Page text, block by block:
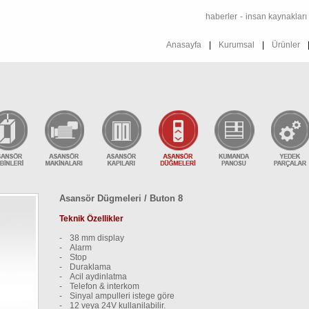
haberler - insan kaynakları
Anasayfa Kurumsal Ürünler
Asansör Dügmeleri / Buton 8
Teknik Özellikler
-
38 mm display
-
Alarm
-
Stop
-
Duraklama
-
Acil aydinlatma
-
Telefon & interkom
-
Sinyal ampulleri istege göre
-
12 veya 24V kullanilabilir.